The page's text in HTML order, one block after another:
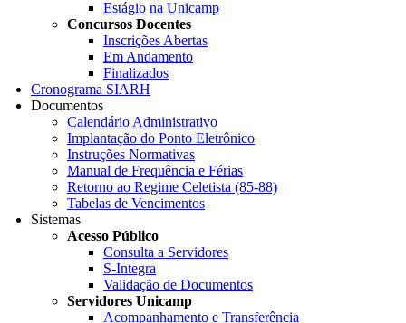
Estágio na Unicamp
Concursos Docentes
Inscrições Abertas
Em Andamento
Finalizados
Cronograma SIARH
Documentos
Calendário Administrativo
Implantação do Ponto Eletrônico
Instruções Normativas
Manual de Frequência e Férias
Retorno ao Regime Celetista (85-88)
Tabelas de Vencimentos
Sistemas
Acesso Público
Consulta a Servidores
S-Integra
Validação de Documentos
Servidores Unicamp
Acompanhamento e Transferência